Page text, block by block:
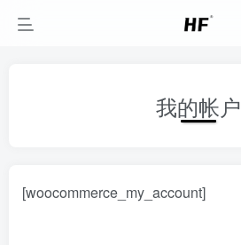
我的帐户
[woocommerce_my_account]